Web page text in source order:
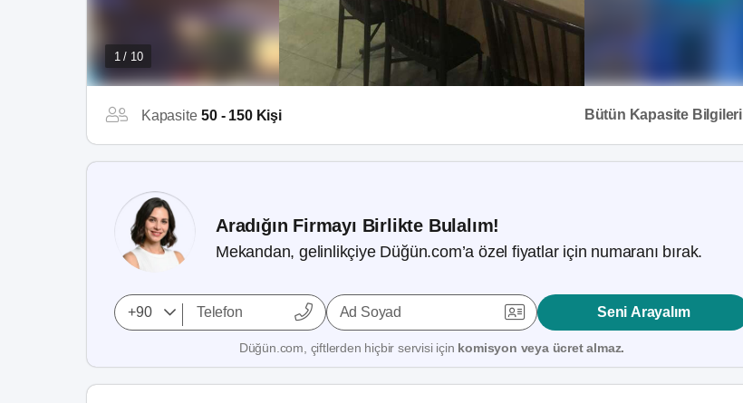
1 / 10
Kapasite 50 - 150 Kişi Bütün Kapasite Bilgileri
Aradığın Firmayı Birlikte Bulalım!
Mekandan, gelinlikçiye Düğün.com’a özel fiyatlar için numaranı bırak.
Ad Soyad Seni Arayalım
Düğün.com, çiftlerden hiçbir servisi için komisyon veya ücret almaz.